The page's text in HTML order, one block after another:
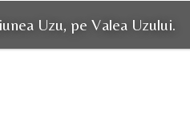
Uzu, pe Valea Uzului.